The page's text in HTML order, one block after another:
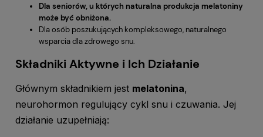
Dla seniorów, u których naturalna produkcja melatoniny
może być obniżona.
Dla osób poszukujących kompleksowego, naturalnego
wsparcia dla zdrowego snu.
Składniki Aktywne i Ich Działanie
Głównym składnikiem jest melatonina,
neurohormon regulujący cykl snu i czuwania. Jej
działanie uzupełniają: